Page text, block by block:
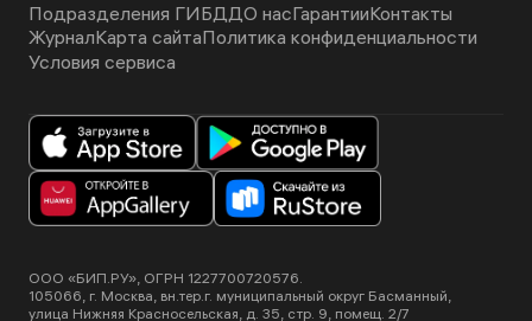
Подразделения ГИБДДО насГарантииКонтакты
ЖурналКарта сайтаПолитика конфиденциальности
Условия сервиса
ООО «БИП.РУ», ОГРН 1227700720576.
105066, г. Москва, вн.тер.г. муниципальный округ Басманный,
улица Нижняя Красносельская, д. 35, стр. 9, помещ. 2/7